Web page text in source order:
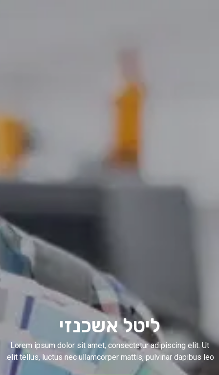
ליטל אשכנזי
Lorem ipsum dolor sit amet, consectetur adipiscing elit. Ut
elit tellus, luctus nec ullamcorper mattis, pulvinar dapibus leo.